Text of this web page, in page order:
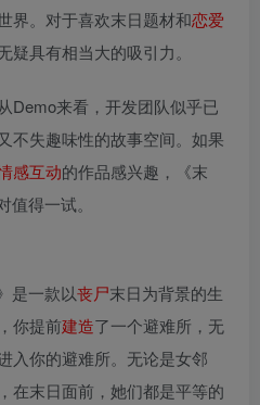
界。对于喜欢末日题材和恋爱
疑具有相当大的吸引力。
Demo来看，开发团队似乎已
不失趣味性的故事空间。如果
感互动的作品感兴趣，《末
得一试。
是一款以丧尸末日为背景的生
你提前建造了一个避难所，无
入你的避难所。无论是女邻
在末日面前，她们都是平等的